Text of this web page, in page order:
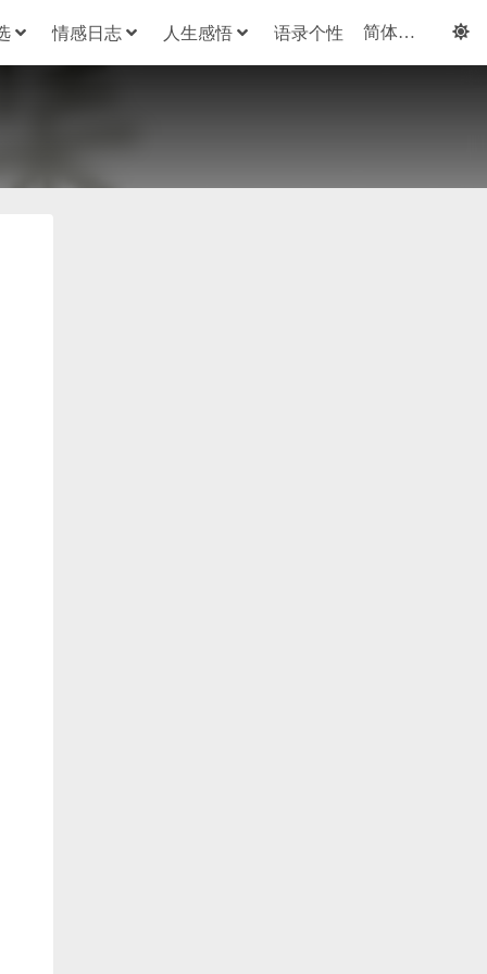
情感日志 人生感悟 语录个性